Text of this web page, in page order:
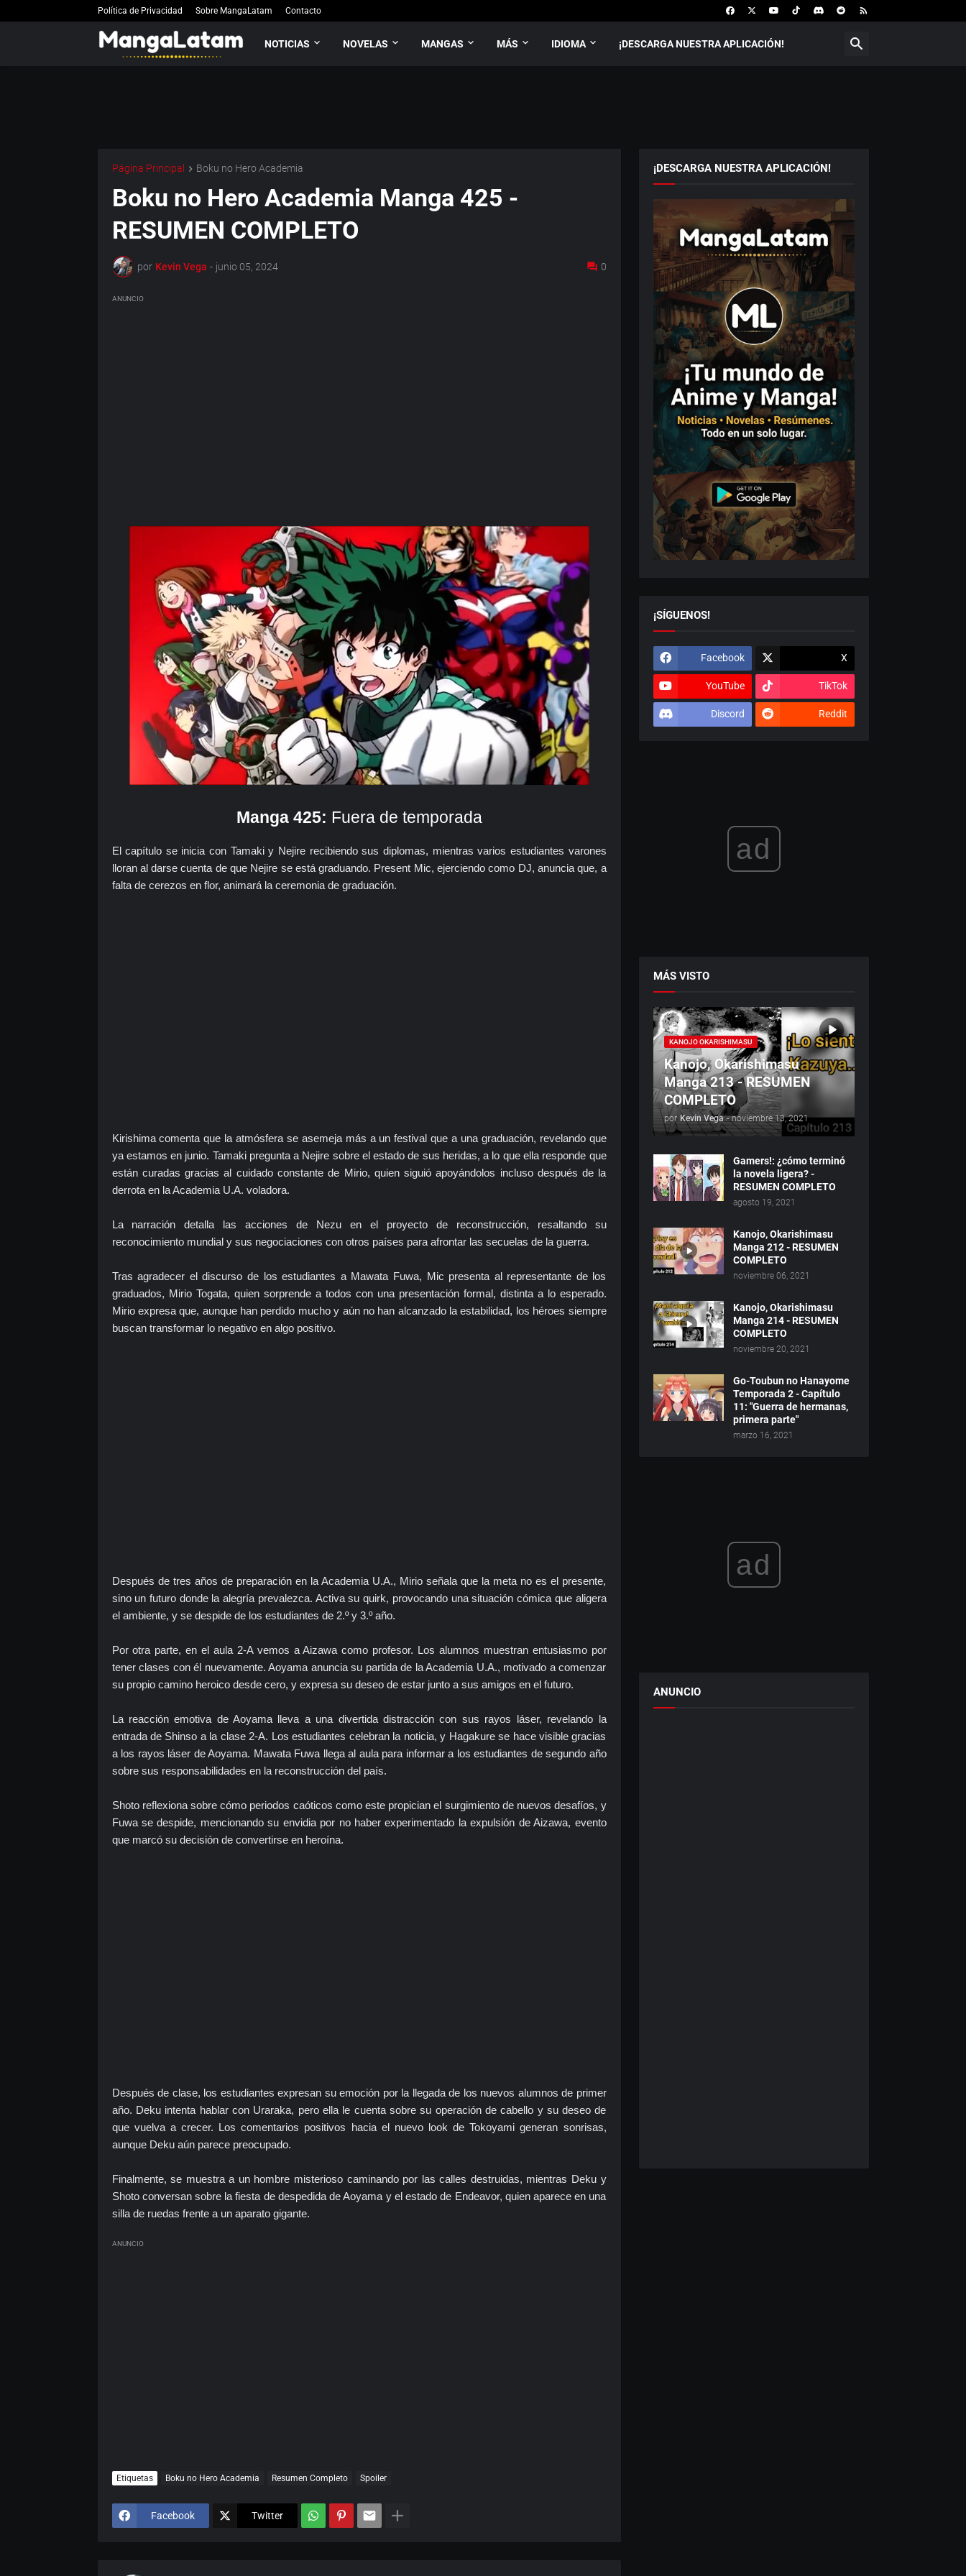
Política de Privacidad Sobre MangaLatam Contacto
NOTICIAS NOVELAS MANGAS MÁS IDIOMA ¡DESCARGA NUESTRA APLICACIÓN!
Página Principal Boku no Hero Academia
Boku no Hero Academia Manga 425 -
RESUMEN COMPLETO
por Kevin Vega - junio 05, 2024 0
ANUNCIO
Manga 425: Fuera de temporada
El capítulo se inicia con Tamaki y Nejire recibiendo sus diplomas, mientras varios estudiantes varones
lloran al darse cuenta de que Nejire se está graduando. Present Mic, ejerciendo como DJ, anuncia que, a
falta de cerezos en flor, animará la ceremonia de graduación.
Kirishima comenta que la atmósfera se asemeja más a un festival que a una graduación, revelando que
ya estamos en junio. Tamaki pregunta a Nejire sobre el estado de sus heridas, a lo que ella responde que
están curadas gracias al cuidado constante de Mirio, quien siguió apoyándolos incluso después de la
derrota en la Academia U.A. voladora.
La narración detalla las acciones de Nezu en el proyecto de reconstrucción, resaltando su
reconocimiento mundial y sus negociaciones con otros países para afrontar las secuelas de la guerra.
Tras agradecer el discurso de los estudiantes a Mawata Fuwa, Mic presenta al representante de los
graduados, Mirio Togata, quien sorprende a todos con una presentación formal, distinta a lo esperado.
Mirio expresa que, aunque han perdido mucho y aún no han alcanzado la estabilidad, los héroes siempre
buscan transformar lo negativo en algo positivo.
Después de tres años de preparación en la Academia U.A., Mirio señala que la meta no es el presente,
sino un futuro donde la alegría prevalezca. Activa su quirk, provocando una situación cómica que aligera
el ambiente, y se despide de los estudiantes de 2.º y 3.º año.
Por otra parte, en el aula 2-A vemos a Aizawa como profesor. Los alumnos muestran entusiasmo por
tener clases con él nuevamente. Aoyama anuncia su partida de la Academia U.A., motivado a comenzar
su propio camino heroico desde cero, y expresa su deseo de estar junto a sus amigos en el futuro.
La reacción emotiva de Aoyama lleva a una divertida distracción con sus rayos láser, revelando la
entrada de Shinso a la clase 2-A. Los estudiantes celebran la noticia, y Hagakure se hace visible gracias
a los rayos láser de Aoyama. Mawata Fuwa llega al aula para informar a los estudiantes de segundo año
sobre sus responsabilidades en la reconstrucción del país.
Shoto reflexiona sobre cómo periodos caóticos como este propician el surgimiento de nuevos desafíos, y
Fuwa se despide, mencionando su envidia por no haber experimentado la expulsión de Aizawa, evento
que marcó su decisión de convertirse en heroína.
Después de clase, los estudiantes expresan su emoción por la llegada de los nuevos alumnos de primer
año. Deku intenta hablar con Uraraka, pero ella le cuenta sobre su operación de cabello y su deseo de
que vuelva a crecer. Los comentarios positivos hacia el nuevo look de Tokoyami generan sonrisas,
aunque Deku aún parece preocupado.
Finalmente, se muestra a un hombre misterioso caminando por las calles destruidas, mientras Deku y
Shoto conversan sobre la fiesta de despedida de Aoyama y el estado de Endeavor, quien aparece en una
silla de ruedas frente a un aparato gigante.
ANUNCIO
Etiquetas Boku no Hero Academia Resumen Completo Spoiler
Facebook Twitter
¡DESCARGA NUESTRA APLICACIÓN!
¡SÍGUENOS!
Facebook X
YouTube TikTok
Discord Reddit
ad
MÁS VISTO
KANOJO OKARISHIMASU
Kanojo, Okarishimasu
Manga 213 - RESUMEN
COMPLETO
por Kevin Vega - noviembre 13, 2021
Gamers!: ¿cómo terminó
la novela ligera? -
RESUMEN COMPLETO
agosto 19, 2021
Kanojo, Okarishimasu
Manga 212 - RESUMEN
COMPLETO
noviembre 06, 2021
Kanojo, Okarishimasu
Manga 214 - RESUMEN
COMPLETO
noviembre 20, 2021
Go-Toubun no Hanayome
Temporada 2 - Capítulo
11: "Guerra de hermanas,
primera parte"
marzo 16, 2021
ad
ANUNCIO